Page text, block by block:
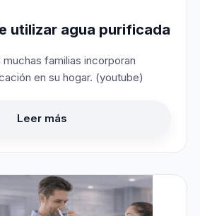
utilizar agua purificada
familias incorporan
en su hogar. (youtube)
Leer más